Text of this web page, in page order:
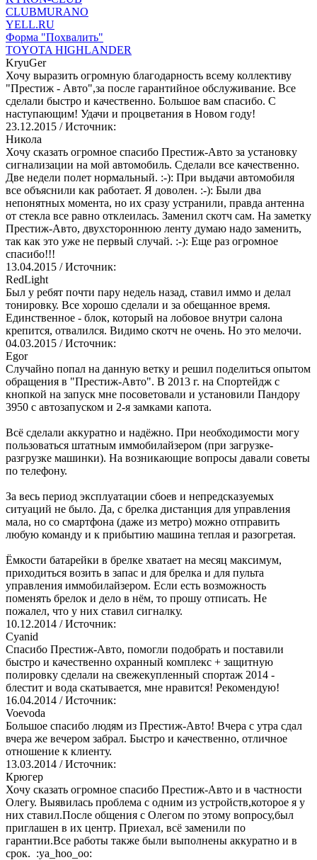
CLUBMURANO
YELL.RU
Форма "Похвалить"
TOYOTA HIGHLANDER
KryuGer
Хочу выразить огромную благодарность всему коллективу
"Престиж - Авто",за после гарантийное обслуживание. Все
сделали быстро и качественно. Большое вам спасибо. С
наступающим! Удачи и процветания в Новом году!
23.12.2015 / Источник:
Никола
Хочу сказать огромное спасибо Престиж-Авто за установку
сигнализации на мой автомобиль. Сделали все качественно.
Две недели полет нормальный. :-): При выдачи автомобиля
все объяснили как работает. Я доволен. :-): Были два
непонятных момента, но их сразу устранили, правда антенна
от стекла все равно отклеилась. Заменил скотч сам. На заметку
Престиж-Авто, двухстороннюю ленту думаю надо заменить,
так как это уже не первый случай. :-): Еще раз огромное
спасибо!!!
13.04.2015 / Источник:
RedLight
Был у ребят почти пару недель назад, ставил иммо и делал
тонировку. Все хорошо сделали и за обещанное время.
Единственное - блок, который на лобовое внутри салона
крепится, отвалился. Видимо скотч не очень. Но это мелочи.
04.03.2015 / Источник:
Egor
Случайно попал на данную ветку и решил поделиться опытом
обращения в "Престиж-Авто". В 2013 г. на Спортейдж с
кнопкой на запуск мне посоветовали и установили Пандору
3950 с автозапуском и 2-я замками капота.
Всё сделали аккуратно и надёжно. При необходимости могу
пользоваться штатным иммобилайзером (при загрузке-
разгрузке машинки). На возникающие вопросы давали советы
по телефону.
За весь период эксплуатации сбоев и непредсказуемых
ситуаций не было. Да, с брелка дистанция для управления
мала, но со смартфона (даже из метро) можно отправить
любую команду и к прибытию машина теплая и разогретая.
Ёмкости батарейки в брелке хватает на месяц максимум,
приходиться возить в запас и для брелка и для пульта
управления иммобилайзером. Если есть возможность
поменять брелок и дело в нём, то прошу отписать. Не
пожалел, что у них ставил сигналку.
10.12.2014 / Источник:
Cyanid
Спасибо Престиж-Авто, помогли подобрать и поставили
быстро и качественно охранный комплекс + защитную
полировку сделали на свежекупленный спортаж 2014 -
блестит и вода скатывается, мне нравится! Рекомендую!
16.04.2014 / Источник:
Voevoda
Большое спасибо людям из Престиж-Авто! Вчера с утра сдал
вчера же вечером забрал. Быстро и качественно, отличное
отношение к клиенту.
13.03.2014 / Источник:
Крюгер
Хочу сказать огромное спасибо Престиж-Авто и в частности
Олегу. Выявилась проблема с одним из устройств,которое я у
них ставил.После общения с Олегом по этому вопросу,был
приглашен в их центр. Приехал, всё заменили по
гарантии.Все работы также были выполнены аккуратно и в
срок. :ya_hoo_oo: